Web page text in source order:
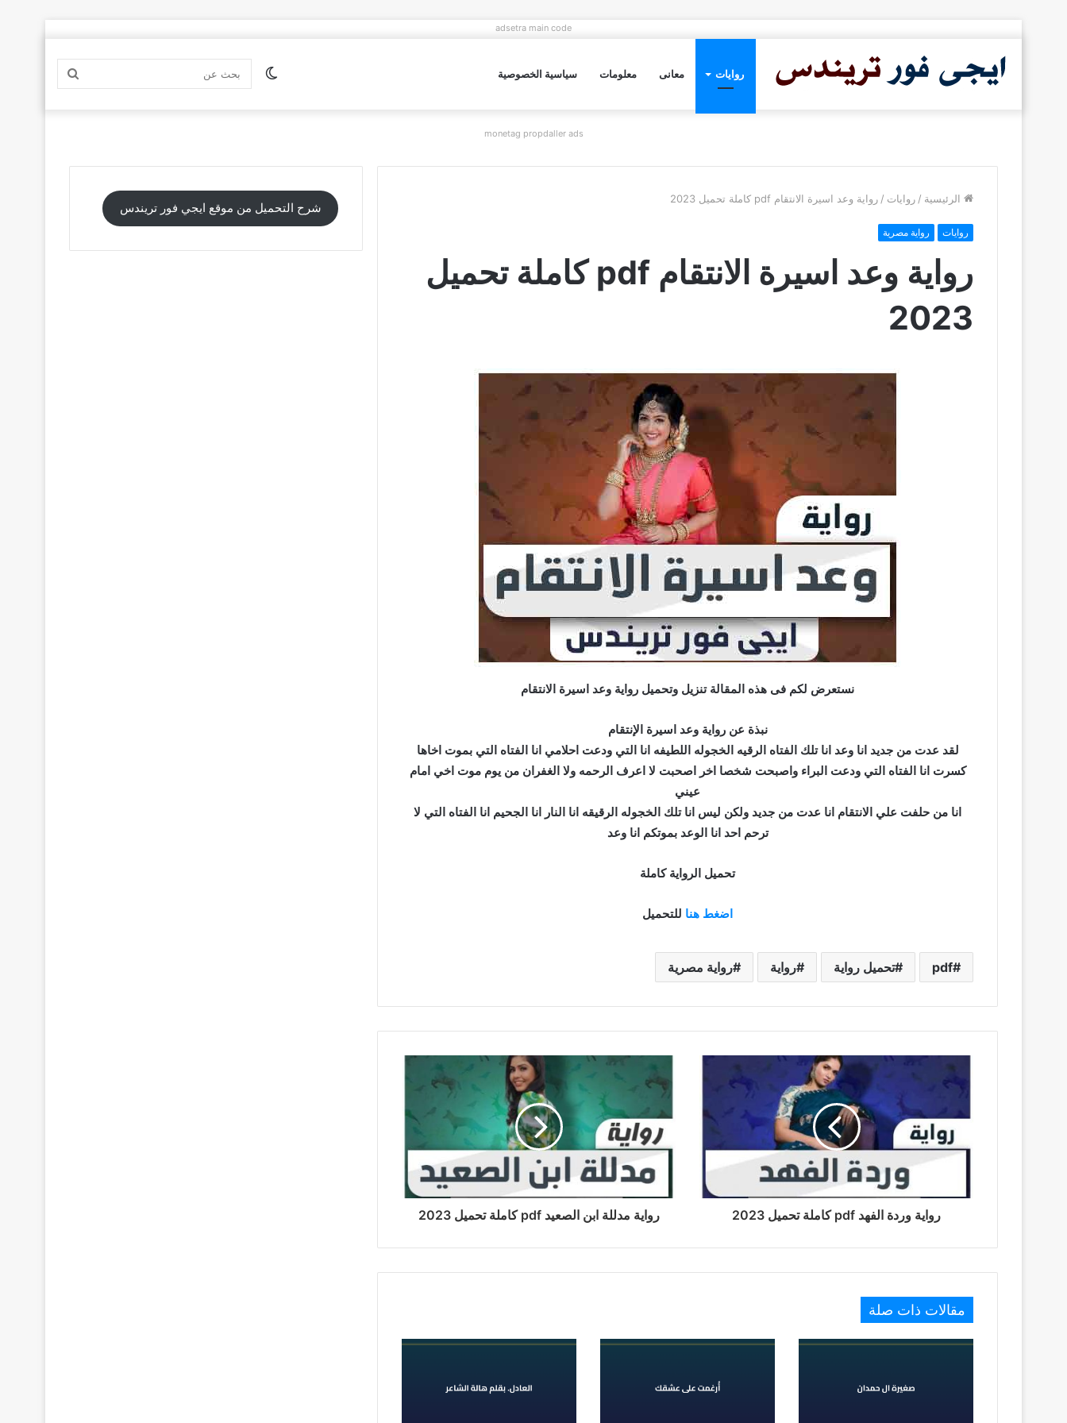
adsetra main code
روايات معانى معلومات سياسية الخصوصية بحث الوضع
monetag propdaller ads
الرئيسية / روايات / رواية وعد اسيرة الانتقام pdf كاملة تحميل 2023
روايات رواية مصرية
رواية وعد اسيرة الانتقام pdf كاملة تحميل
2023
نستعرض لكم فى هذه المقالة تنزيل وتحميل رواية وعد اسيرة الانتقام
نبذة عن رواية وعد اسيرة الإنتقام
لقد عدت من جديد انا وعد انا تلك الفتاه الرقيه الخجوله اللطيفه انا التي ودعت احلامي انا الفتاه التي بموت اخاها
كسرت انا الفتاه التي ودعت البراء واصبحت شخصا اخر اصحبت لا اعرف الرحمه ولا الغفران من يوم موت اخي امام
عيني
انا من حلفت علي الانتقام انا عدت من جديد ولكن ليس انا تلك الخجوله الرقيقه انا النار انا الجحيم انا الفتاه التي لا
ترحم احد انا الوعد بموتكم انا وعد
تحميل الرواية كاملة
اضغط هنا للتحميل
pdf تحميل رواية رواية رواية مصرية
رواية وردة الفهد pdf كاملة تحميل 2023 رواية مدللة ابن الصعيد pdf كاملة تحميل 2023
مقالات ذات صلة
شرح التحميل من موقع ايجي فور تريندس